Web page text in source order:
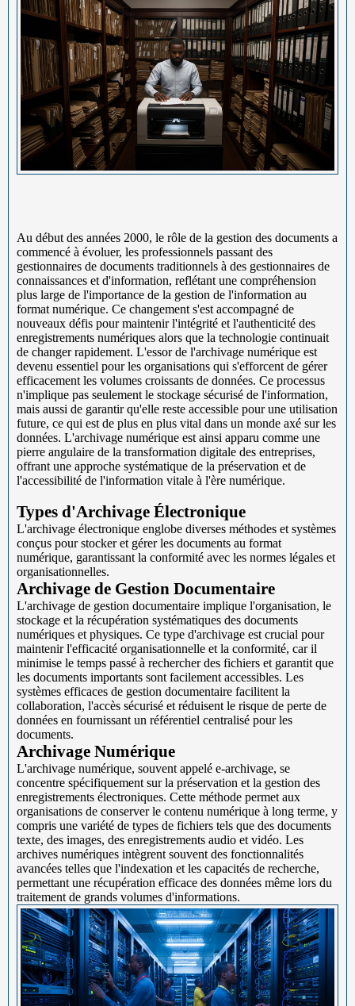
Au début des années 2000, le rôle de la gestion des documents a
commencé à évoluer, les professionnels passant des
gestionnaires de documents traditionnels à des gestionnaires de
connaissances et d'information, reflétant une compréhension
plus large de l'importance de la gestion de l'information au
format numérique. Ce changement s'est accompagné de
nouveaux défis pour maintenir l'intégrité et l'authenticité des
enregistrements numériques alors que la technologie continuait
de changer rapidement. L'essor de l'archivage numérique est
devenu essentiel pour les organisations qui s'efforcent de gérer
efficacement les volumes croissants de données. Ce processus
n'implique pas seulement le stockage sécurisé de l'information,
mais aussi de garantir qu'elle reste accessible pour une utilisation
future, ce qui est de plus en plus vital dans un monde axé sur les
données. L'archivage numérique est ainsi apparu comme une
pierre angulaire de la transformation digitale des entreprises,
offrant une approche systématique de la préservation et de
l'accessibilité de l'information vitale à l'ère numérique.
Types d'Archivage Électronique
L'archivage électronique englobe diverses méthodes et systèmes
conçus pour stocker et gérer les documents au format
numérique, garantissant la conformité avec les normes légales et
organisationnelles.
Archivage de Gestion Documentaire
L'archivage de gestion documentaire implique l'organisation, le
stockage et la récupération systématiques des documents
numériques et physiques. Ce type d'archivage est crucial pour
maintenir l'efficacité organisationnelle et la conformité, car il
minimise le temps passé à rechercher des fichiers et garantit que
les documents importants sont facilement accessibles. Les
systèmes efficaces de gestion documentaire facilitent la
collaboration, l'accès sécurisé et réduisent le risque de perte de
données en fournissant un référentiel centralisé pour les
documents.
Archivage Numérique
L'archivage numérique, souvent appelé e-archivage, se
concentre spécifiquement sur la préservation et la gestion des
enregistrements électroniques. Cette méthode permet aux
organisations de conserver le contenu numérique à long terme, y
compris une variété de types de fichiers tels que des documents
texte, des images, des enregistrements audio et vidéo. Les
archives numériques intègrent souvent des fonctionnalités
avancées telles que l'indexation et les capacités de recherche,
permettant une récupération efficace des données même lors du
traitement de grands volumes d'informations.